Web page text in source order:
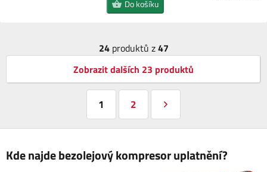
Do košíku
24produktů z47
Zobrazit dalších 23 produktů
1 2
Kde najde bezolejový kompresor uplatnění?